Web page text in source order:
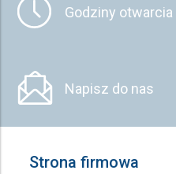
Godziny otwarcia
Napisz do nas
Strona firmowa